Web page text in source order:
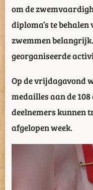
om de
diploma’s te
zwemmen
georganiseerde
Op de vrijdagavond
medailles aan de
deelnemers kunnen
afgelopen week.